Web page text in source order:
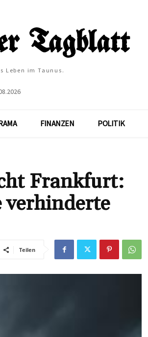
Leben im Taunus.
FINANZEN POLITIK
Frankfurt:
verhinderte
Teilen